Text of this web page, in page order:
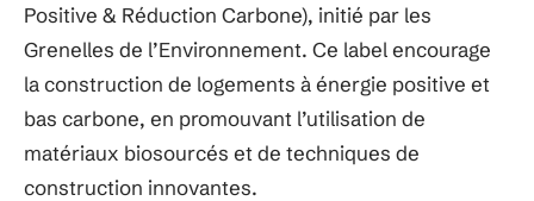
Positive & Réduction Carbone), initié par les
Grenelles de l’Environnement. Ce label encourage
la construction de logements à énergie positive et
bas carbone, en promouvant l’utilisation de
matériaux biosourcés et de techniques de
construction innovantes.